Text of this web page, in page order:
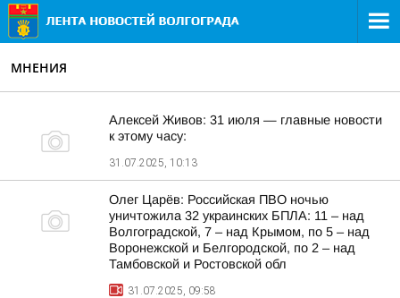
МНЕНИЯ
Алексей Живов: 31 июля — главные новости
к этому часу:
31.07.2025, 10:13
Олег Царёв: Российская ПВО ночью
уничтожила 32 украинских БПЛА: 11 – над
Волгоградской, 7 – над Крымом, по 5 – над
Воронежской и Белгородской, по 2 – над
Тамбовской и Ростовской обл
31.07.2025, 09:58